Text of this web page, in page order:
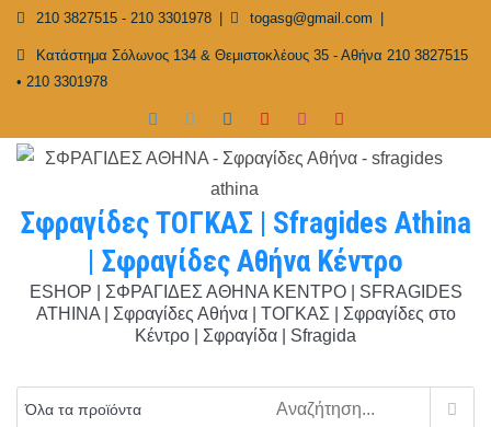
Skip
content
210 3827515 - 210 3301978 togasg@gmail.com
Κατάστημα Σόλωνος 134 & Θεμιστοκλέους 35 - Αθήνα 210 3827515
• 210 3301978
Σφραγίδες ΤΟΓΚΑΣ | Sfragides Athina
| Σφραγίδες Αθήνα Κέντρο
ESHOP | ΣΦΡΑΓΙΔΕΣ ΑΘΗΝΑ ΚΕΝΤΡΟ | SFRAGIDES
ATHINA | Σφραγίδες Αθήνα | ΤΟΓΚΑΣ | Σφραγίδες στο
Κέντρο | Σφραγίδα | Sfragida